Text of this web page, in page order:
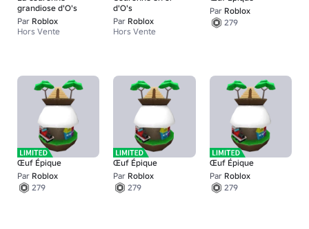
grandiose d'O's
Par Roblox
Hors Vente
d'O's
Par Roblox
Hors Vente
Par Roblox
279
Œuf Épique
Par Roblox
279
Œuf Épique
Par Roblox
279
Œuf Épique
Par Roblox
279